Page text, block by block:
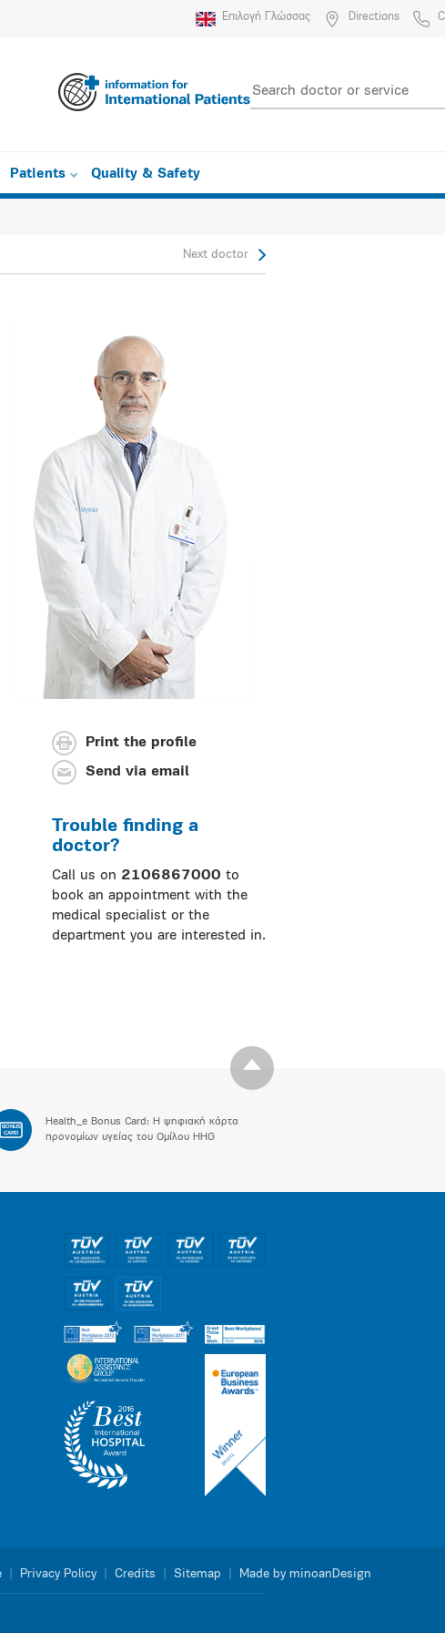
Επιλογή Γλώσσας Directions
Patients Quality & Safety
Next doctor
Print the profile
Send via email
Trouble finding a
doctor?
Call us on 2106867000 to
book an appointment with the
medical specialist or the
department you are interested in.
BONUS
CARD
Health_e Bonus Card: H ψηφιακή κάρτα
προνομίων υγείας του Ομίλου HHG
Privacy Policy Credits Sitemap Made by minoanDesign